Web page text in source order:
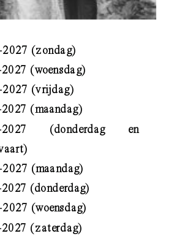
(zondag)
(woensdag)
(vrijdag)
(maandag)
2027 (donderdag en
(maandag)
(donderdag)
(woensdag)
(zaterdag)